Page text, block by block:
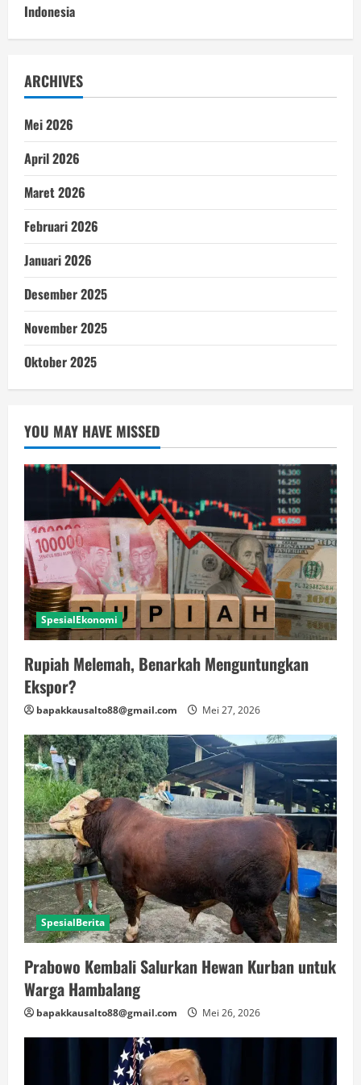
Indonesia
ARCHIVES
Mei 2026
April 2026
Maret 2026
Februari 2026
Januari 2026
Desember 2025
November 2025
Oktober 2025
YOU MAY HAVE MISSED
SpesialEkonomi
Rupiah Melemah, Benarkah Menguntungkan
Ekspor?
bapakkausalto88@gmail.com Mei 27, 2026
SpesialBerita
Prabowo Kembali Salurkan Hewan Kurban untuk
Warga Hambalang
bapakkausalto88@gmail.com Mei 26, 2026